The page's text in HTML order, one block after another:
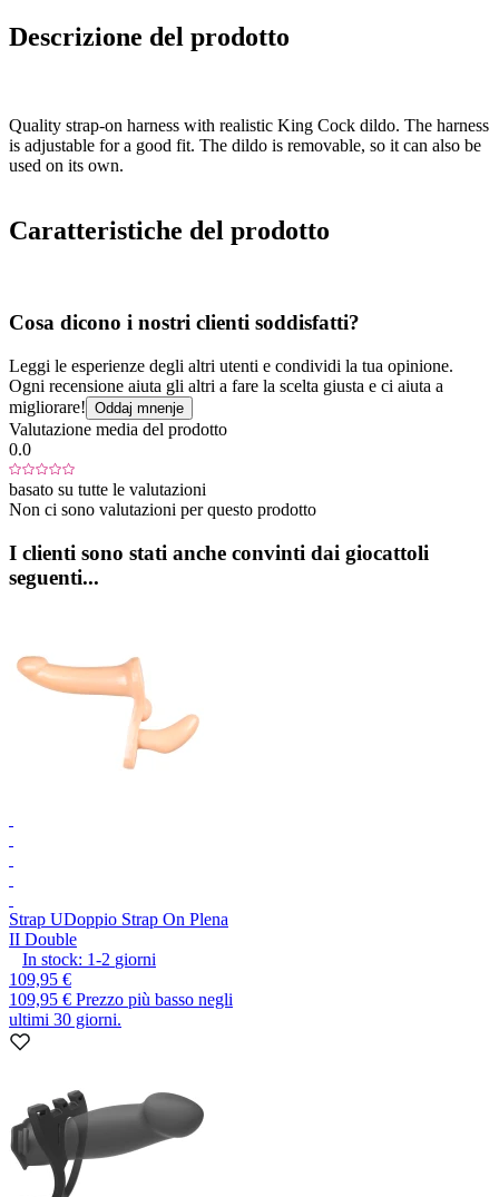
Descrizione del prodotto
Quality strap-on harness with realistic King Cock dildo. The harness
is adjustable for a good fit. The dildo is removable, so it can also be
used on its own.
Caratteristiche del prodotto
Cosa dicono i nostri clienti soddisfatti?
Leggi le esperienze degli altri utenti e condividi la tua opinione.
Ogni recensione aiuta gli altri a fare la scelta giusta e ci aiuta a
migliorare! Oddaj mnenje
Valutazione media del prodotto
0.0
basato su tutte le valutazioni
Non ci sono valutazioni per questo prodotto
I clienti sono stati anche convinti dai giocattoli
seguenti...
Strap UDoppio Strap On Plena
II Double
In stock: 1-2 giorni
109,95 €
109,95 € Prezzo più basso negli
ultimi 30 giorni.